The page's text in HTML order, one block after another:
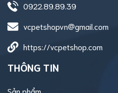
0922.89.89.39
vcpetshopvn@gmail.com
https://vcpetshop.com
THÔNG TIN
Sản phẩm